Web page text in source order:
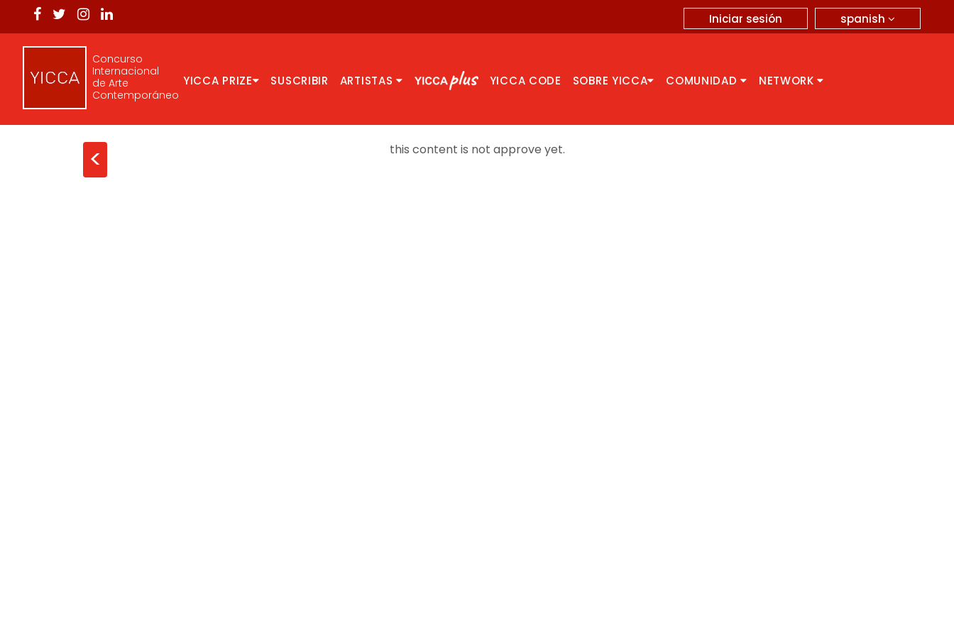
spanish
Iniciar sesión
Concurso
Internacional
de Arte
Contemporáneo
YICCA PRIZE SUSCRIBIR ARTISTAS YICCA CODE SOBRE YICCA COMUNIDAD NETWORK
< this content is not approve yet.